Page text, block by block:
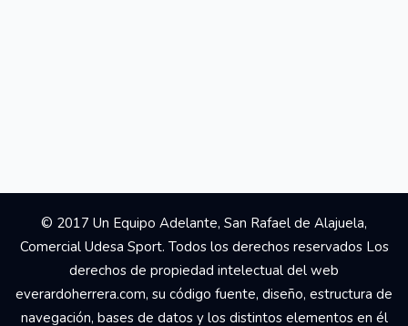
© 2017 Un Equipo Adelante, San Rafael de Alajuela,
Comercial Udesa Sport. Todos los derechos reservados Los
derechos de propiedad intelectual del web
everardoherrera.com, su código fuente, diseño, estructura de
navegación, bases de datos y los distintos elementos en él